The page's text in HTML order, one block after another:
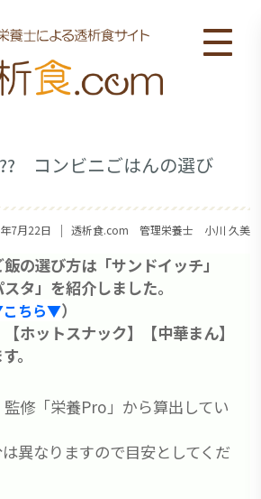
コンビニごはんの選び
7月22日 ｜ 透析食.com 管理栄養士 小川 久美
の選び方は「サンドイッチ」
タ」を紹介しました。
ちら▼）
ホットスナック】【中華まん】
。
修「栄養Pro」から算出してい
異なりますので目安としてくだ